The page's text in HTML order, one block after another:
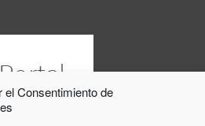
el Consentimiento de